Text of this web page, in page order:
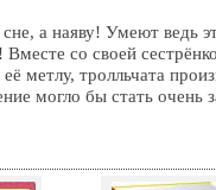
а наяву! Умеют ведь
со своей
метлу, тролльчата
могло бы стать очень